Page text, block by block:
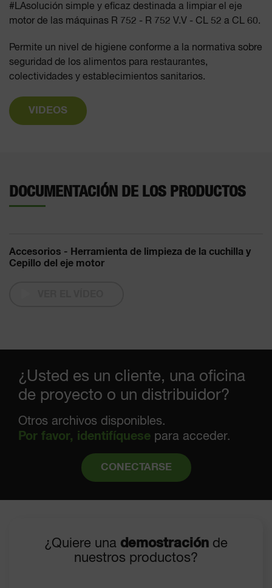
#LAsolución simple y eficaz destinada a limpiar el eje
motor de las máquinas R 752 - R 752 V.V - CL 52 a CL 60.
Permite un nivel de higiene conforme a la normativa sobre
seguridad de los alimentos para restaurantes,
colectividades y establecimientos sanitarios.
VIDEOS
DOCUMENTACIÓN DE LOS PRODUCTOS
Accesorios - Herramienta de limpieza de la cuchilla y
Cepillo del eje motor
¿Usted es un cliente, una oficina
de proyecto o un distribuidor?
Otros archivos disponibles.
Por favor, identifíquese para acceder.
CONECTARSE
¿Quiere una demostración de
nuestros productos?